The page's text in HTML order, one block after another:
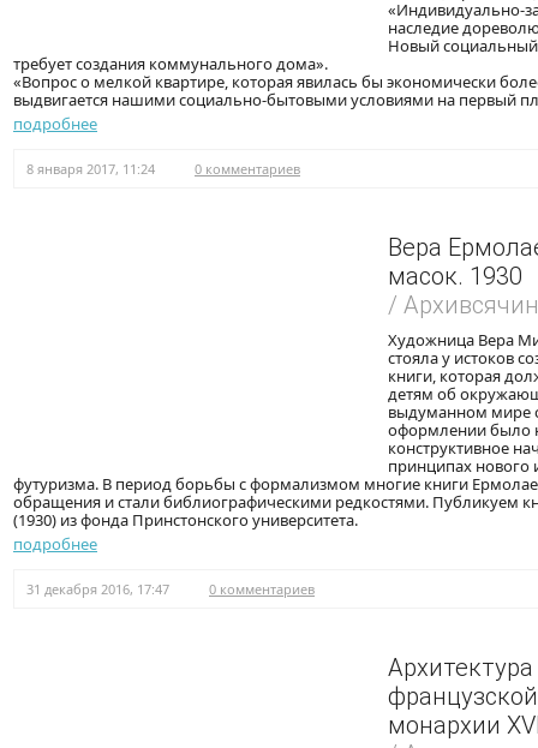
«Индивидуально-
наследие
Новый
требует создания коммунального дома».
«Вопрос о мелкой квартире, которая явилась бы экономически
выдвигается нашими социально-бытовыми условиями на первый
подробнее
8 января 2017, 11:24 0 комментариев
Вера
масок. 1930
/
Художница Вера
стояла у истоков
книги, которая
детям об
выдуманном мире
оформлении было
конструктивное
принципах нового
футуризма. В период борьбы с формализмом многие книги
обращения и стали библиографическими редкостями. Публикуем
(1930) из фонда Принстонского университета.
подробнее
31 декабря 2016, 17:47 0 комментариев
монархии